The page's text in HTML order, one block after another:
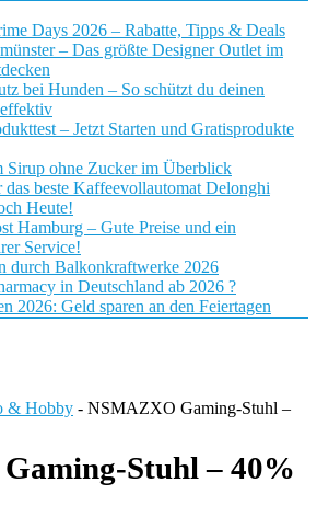
Days 2026 – Rabatte, Tipps & Deals
– Das größte Designer Outlet im
bei Hunden – So schützt du deinen
– Jetzt Starten und Gratisprodukte
Sirup ohne Zucker im Überblick
das beste Kaffeevollautomat Delonghi
Heute!
Hamburg – Gute Preise und ein
Service!
durch Balkonkraftwerke 2026
in Deutschland ab 2026 ?
2026: Geld sparen an den Feiertagen
& Hobby - NSMAZXO Gaming-Stuhl –
Stuhl – 40%